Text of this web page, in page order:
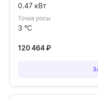
0.47 кВт
Точка росы
3 °C
120 464₽